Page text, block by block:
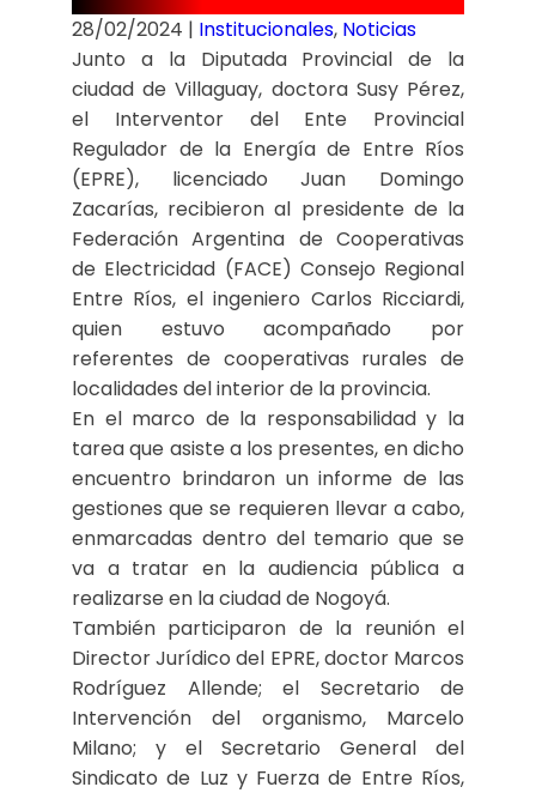
28/02/2024 | Institucionales, Noticias
Junto a la Diputada Provincial de la
ciudad de Villaguay, doctora Susy Pérez,
el Interventor del Ente Provincial
Regulador de la Energía de Entre Ríos
(EPRE), licenciado Juan Domingo
Zacarías, recibieron al presidente de la
Federación Argentina de Cooperativas
de Electricidad (FACE) Consejo Regional
Entre Ríos, el ingeniero Carlos Ricciardi,
quien estuvo acompañado por
referentes de cooperativas rurales de
localidades del interior de la provincia.
En el marco de la responsabilidad y la
tarea que asiste a los presentes, en dicho
encuentro brindaron un informe de las
gestiones que se requieren llevar a cabo,
enmarcadas dentro del temario que se
va a tratar en la audiencia pública a
realizarse en la ciudad de Nogoyá.
También participaron de la reunión el
Director Jurídico del EPRE, doctor Marcos
Rodríguez Allende; el Secretario de
Intervención del organismo, Marcelo
Milano; y el Secretario General del
Sindicato de Luz y Fuerza de Entre Ríos,